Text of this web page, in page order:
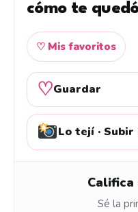
cómo te
♡ Mis favoritos
♡Guardar
Lo tejí ·
Sé la